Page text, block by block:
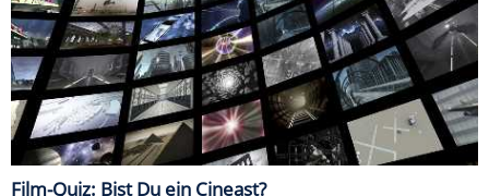
Film-Quiz: Bist Du ein Cineast?